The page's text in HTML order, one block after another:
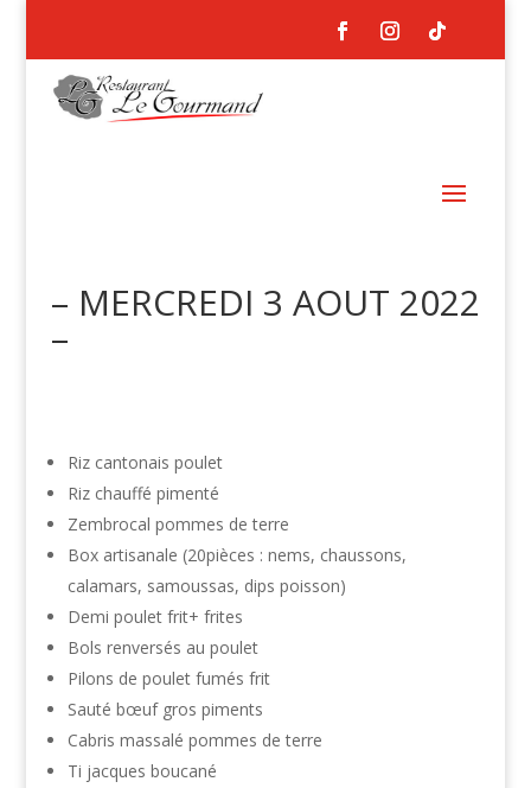
– MERCREDI 3 AOUT 2022
–
Riz cantonais poulet
Riz chauffé pimenté
Zembrocal pommes de terre
Box artisanale (20pièces : nems, chaussons,
calamars, samoussas, dips poisson)
Demi poulet frit+ frites
Bols renversés au poulet
Pilons de poulet fumés frit
Sauté bœuf gros piments
Cabris massalé pommes de terre
Ti jacques boucané